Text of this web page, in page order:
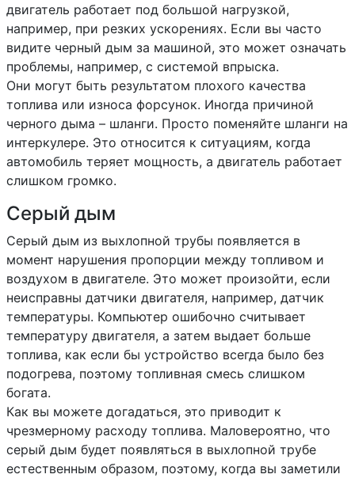
двигатель работает под большой нагрузкой,
например, при резких ускорениях. Если вы часто
видите черный дым за машиной, это может означать
проблемы, например, с системой впрыска.
Они могут быть результатом плохого качества
топлива или износа форсунок. Иногда причиной
черного дыма – шланги. Просто поменяйте шланги на
интеркулере. Это относится к ситуациям, когда
автомобиль теряет мощность, а двигатель работает
слишком громко.
Серый дым
Серый дым из выхлопной трубы появляется в
момент нарушения пропорции между топливом и
воздухом в двигателе. Это может произойти, если
неисправны датчики двигателя, например, датчик
температуры. Компьютер ошибочно считывает
температуру двигателя, а затем выдает больше
топлива, как если бы устройство всегда было без
подогрева, поэтому топливная смесь слишком
богата.
Как вы можете догадаться, это приводит к
чрезмерному расходу топлива. Маловероятно, что
серый дым будет появляться в выхлопной трубе
естественным образом, поэтому, когда вы заметили